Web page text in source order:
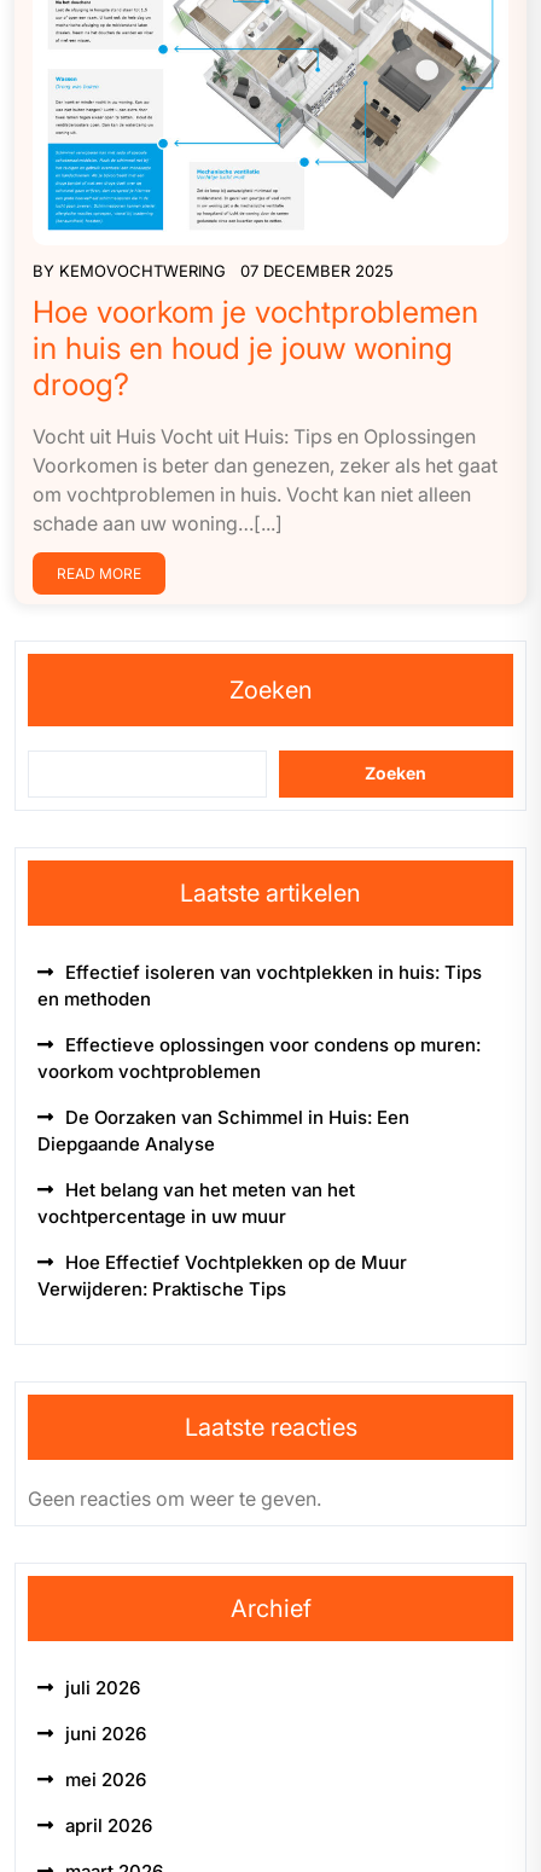
BY KEMOVOCHTWERING 07 DECEMBER 2025
Hoe voorkom je vochtproblemen
in huis en houd je jouw woning
droog?
Vocht uit Huis Vocht uit Huis: Tips en Oplossingen
Voorkomen is beter dan genezen, zeker als het gaat
om vochtproblemen in huis. Vocht kan niet alleen
schade aan uw woning…[...]
READ MORE
Zoeken
Zoeken
Laatste artikelen
Effectief isoleren van vochtplekken in huis: Tips
en methoden
Effectieve oplossingen voor condens op muren:
voorkom vochtproblemen
De Oorzaken van Schimmel in Huis: Een
Diepgaande Analyse
Het belang van het meten van het
vochtpercentage in uw muur
Hoe Effectief Vochtplekken op de Muur
Verwijderen: Praktische Tips
Laatste reacties
Geen reacties om weer te geven.
Archief
juli 2026
juni 2026
mei 2026
april 2026